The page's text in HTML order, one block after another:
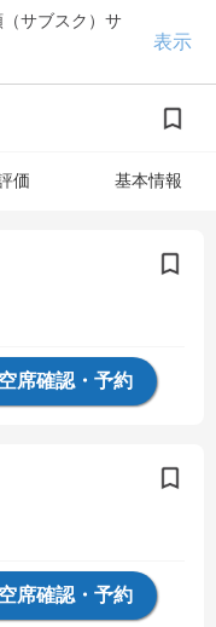
サブスク）サ
表示
価 基本情報
空席確認・予約
空席確認・予約